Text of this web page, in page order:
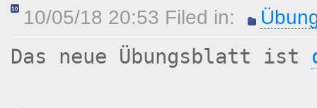
10/05/18 20:53 Filed in:
Das neue Übungsblatt ist